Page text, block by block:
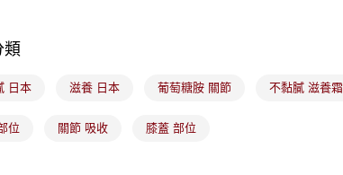
類
日本 滋養 日本 葡萄糖胺 關節 不黏膩 滋養霜
位 關節 吸收 膝蓋 部位